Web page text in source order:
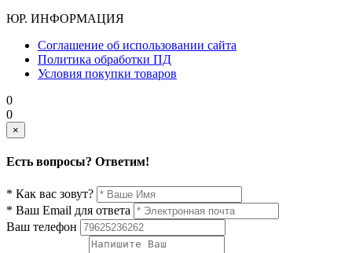
ЮР. ИНФОРМАЦИЯ
Соглашение об использовании сайта
Политика обработки ПД
Условия покупки товаров
0
0
×
Есть вопросы? Ответим!
* Как вас зовут?
* Ваш Email для ответа
Ваш телефон